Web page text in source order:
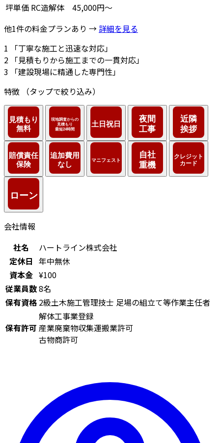
坪単価 RC造解体
45,000円～
他1件の料金プランあり → 詳細を見る
1
「丁寧な施工と迅速な対応」
2 「見積もりから施工までの一貫対応」
3
「建設現場に精通した専門性」
特徴
（タップで絞り込み）
会社情報
社名
ハートライン株式会社
定休日 年中無休
資本金 ¥100
従業員数8名
保有資格 2級土木施工管理技士 足場の組立て等作業主任者
保有許可
解体工事業登録
産業廃棄物収集運搬業許可
古物商許可